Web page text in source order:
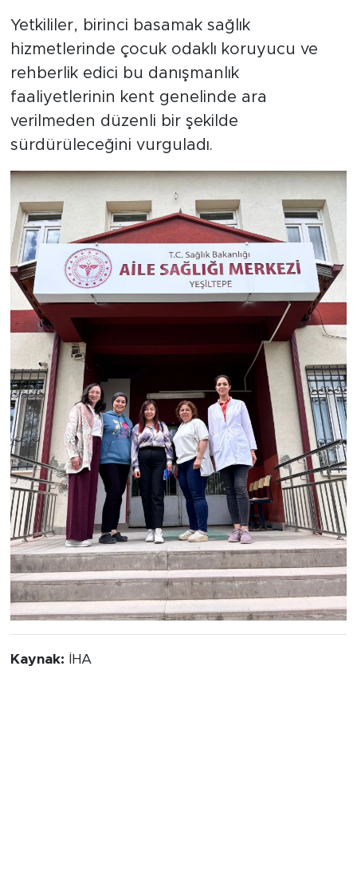
Yetkililer, birinci basamak sağlık
hizmetlerinde çocuk odaklı koruyucu ve
rehberlik edici bu danışmanlık
faaliyetlerinin kent genelinde ara
verilmeden düzenli bir şekilde
sürdürüleceğini vurguladı.
Kaynak: İHA